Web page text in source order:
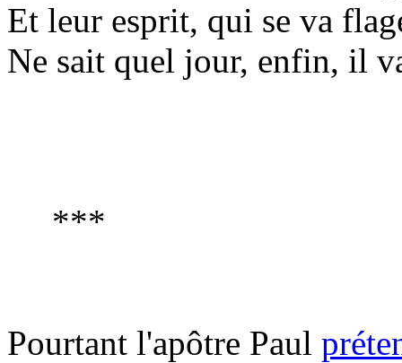
Et leur esprit, qui se va
Ne sait quel jour, enfin, il
***
Pourtant l'apôtre Paul